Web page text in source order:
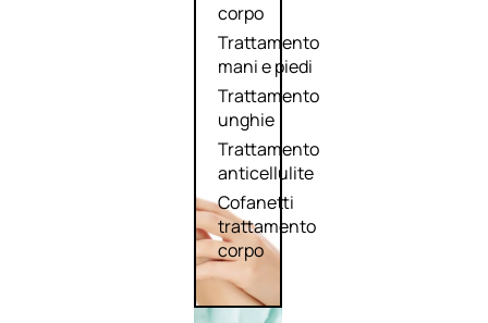
corpo
Trattamento
mani e piedi
Trattamento
unghie
Trattamento
anticellulite
Cofanetti
trattamento
corpo